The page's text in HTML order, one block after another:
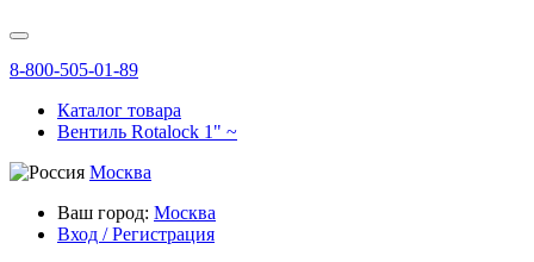
8-800-505-01-89
Каталог товара
Вентиль Rotalock 1" ~
Москва
Ваш город: Москва
Вход / Регистрация